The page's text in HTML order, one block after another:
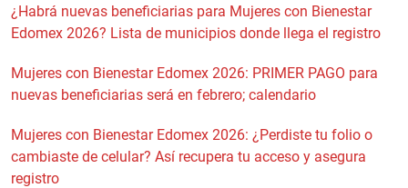
¿Habrá nuevas beneficiarias para Mujeres con Bienestar
Edomex 2026? Lista de municipios donde llega el registro
Mujeres con Bienestar Edomex 2026: PRIMER PAGO para
nuevas beneficiarias será en febrero; calendario
Mujeres con Bienestar Edomex 2026: ¿Perdiste tu folio o
cambiaste de celular? Así recupera tu acceso y asegura
registro